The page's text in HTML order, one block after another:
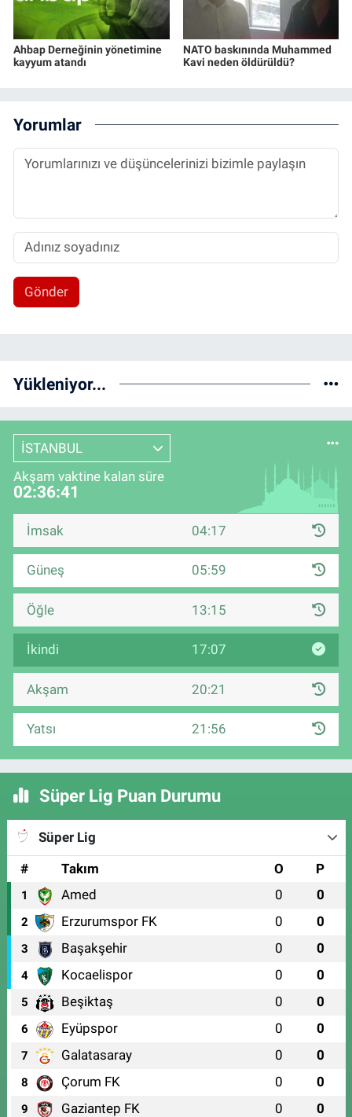
Ahbap Derneğinin yönetimine
kayyum atandı
NATO baskınında Muhammed
Kavi neden öldürüldü?
Yorumlar
Gönder
Yükleniyor...
İSTANBUL
Akşam vaktine kalan süre
02:36:41
İmsak 04:17
Güneş 05:59
Öğle 13:15
İkindi 17:07
Akşam 20:21
Yatsı 21:56
Süper Lig Puan Durumu
Süper Lig
#
Takım O P
1 Amed 0 0
2 Erzurumspor FK 0 0
3 Başakşehir 0 0
4 Kocaelispor 0 0
5 Beşiktaş 0 0
6 Eyüpspor 0 0
7 Galatasaray 0 0
8 Çorum FK 0 0
9 Gaziantep FK 0 0